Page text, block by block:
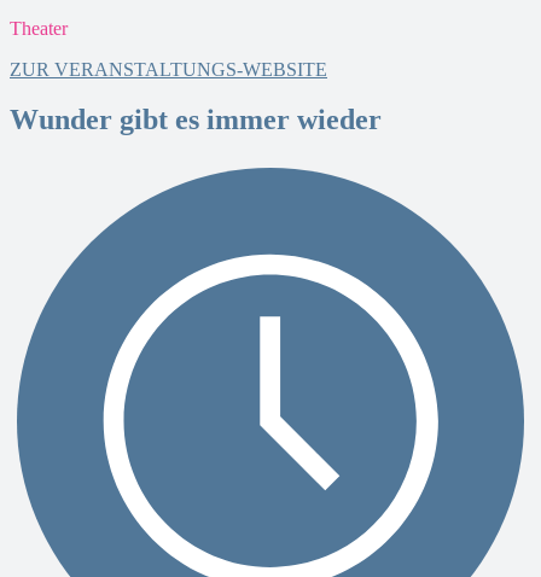
Theater
ZUR VERANSTALTUNGS-WEBSITE
Wunder gibt es immer wieder